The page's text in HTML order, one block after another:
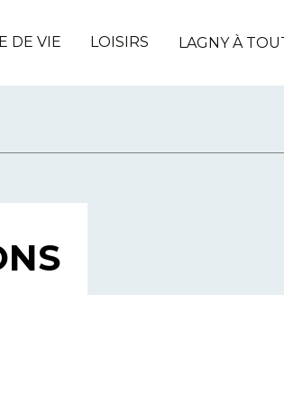
DE VIE LOISIRS LAGNY À